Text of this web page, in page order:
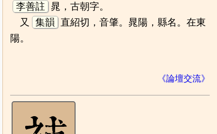
李善註 晁，古朝字。
又
集韻
直紹切，音肇。晁陽，縣名。在東
陽。
《論壇交流》